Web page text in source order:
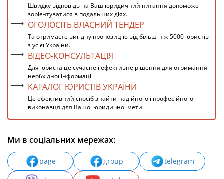
Швидку відповідь на Ваш юридичний питання допоможе
зорієнтуватися в подальших діях.
ОГОЛОСІТЬ ВЛАСНИЙ ТЕНДЕР
Та отримаєте вигідну пропозицію від більш ніж 5000 юристів
з усієї України.
ВІДЕО-КОНСУЛЬТАЦІЯ
Для юриста це сучасне і ефективне рішення для отримання
необхідної інформації
КАТАЛОГ ЮРИСТІВ УКРАЇНИ
Це ефективний спосіб знайти надійного і професійного
виконавця для Вашої юридичної мети
Ми в соціальних мережах:
page group
telegram